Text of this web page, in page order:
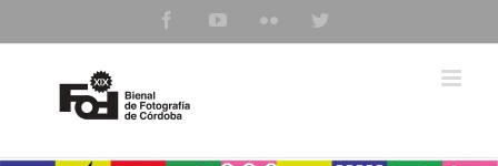
FacebookYouTubeFlickr